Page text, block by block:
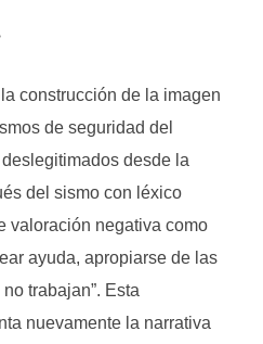
construcción de la imagen
de seguridad del
desde la
del sismo con léxico
valoración negativa como
ayuda, apropiarse de las
trabajan”. Esta
nuevamente la narrativa